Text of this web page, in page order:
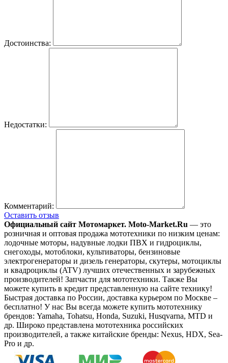
Достоинства:
Недостатки:
Комментарий:
Оставить отзыв
Официальный сайт Мотомаркет. Moto-Market.Ru — это
розничная и оптовая продажа мототехники по низким ценам:
лодочные моторы, надувные лодки ПВХ и гидроциклы,
снегоходы, мотоблоки, культиваторы, бензиновые
электрогенераторы и дизель генераторы, скутеры, мотоциклы
и квадроциклы (ATV) лучших отечественных и зарубежных
производителей! Запчасти для мототехники. Также Вы
можете купить в кредит представленную на сайте технику!
Быстрая доставка по России, доставка курьером по Москве –
бесплатно! У нас Вы всегда можете купить мототехнику
брендов: Yamaha, Tohatsu, Honda, Suzuki, Husqvarna, MTD и
др. Широко представлена мототехника российских
производителей, а также китайские бренды: Nexus, HDX, Sea-
Pro и др.